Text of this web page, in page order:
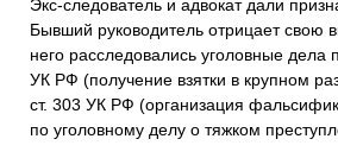
Экс-следователь и адвокат дали
Бывший руководитель отрицает свою
него расследовались уголовные дела
УК РФ (получение взятки в крупном
ст. 303 УК РФ (организация
по уголовному делу о тяжком